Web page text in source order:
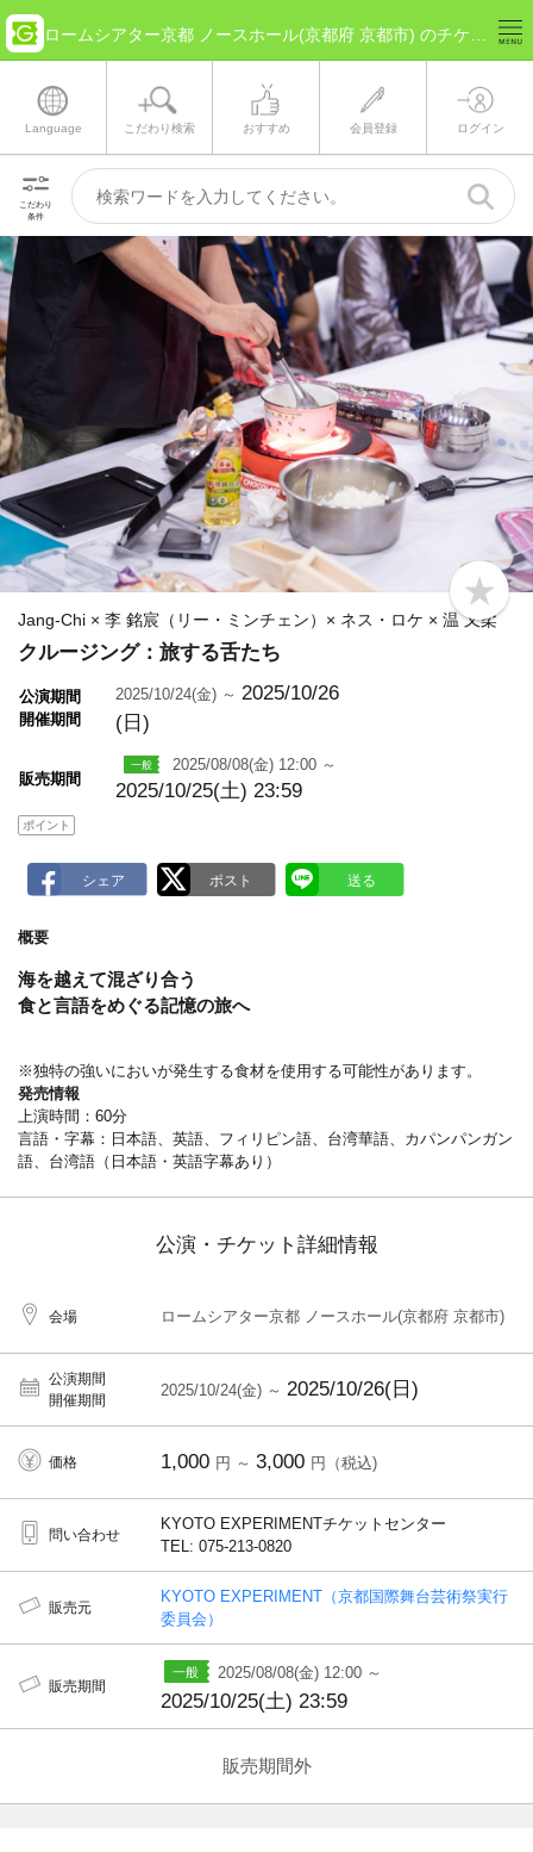
Language こだわり検索 おすすめ 会員登録 ログイン
こだわり
条件
b
o
Jang-Chi × 李 銘宸（リー・ミンチェン）× ネス・ロケ × 温 又柔
クルージング：旅する舌たち
公演期間
開催期間
2025/10/24(金) ～ 2025/10/26
(日)
販売期間
2025/08/08(金) 12:00 ～
2025/10/25(土) 23:59
ポイント
概要
海を越えて混ざり合う
食と言語をめぐる記憶の旅へ
※独特の強いにおいが発生する食材を使用する可能性があります。
発売情報
上演時間：60分
言語・字幕：日本語、英語、フィリピン語、台湾華語、カパンパンガン
語、台湾語（日本語・英語字幕あり）
公演・チケット詳細情報
会場 ロームシアター京都 ノースホール(京都府 京都市)
公演期間
開催期間
2025/10/24(金) ～ 2025/10/26(日)
価格 1,000 円 ～ 3,000 円（税込)
問い合わせ
KYOTO EXPERIMENTチケットセンター
TEL: 075-213-0820
販売元
KYOTO EXPERIMENT（京都国際舞台芸術祭実行
委員会）
販売期間
2025/08/08(金) 12:00 ～
2025/10/25(土) 23:59
販売期間外